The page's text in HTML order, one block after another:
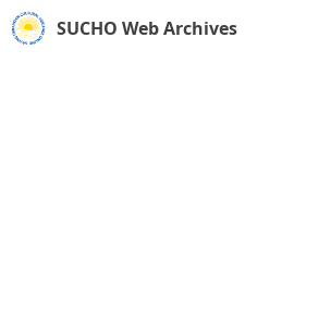
SUCHO Web Archives